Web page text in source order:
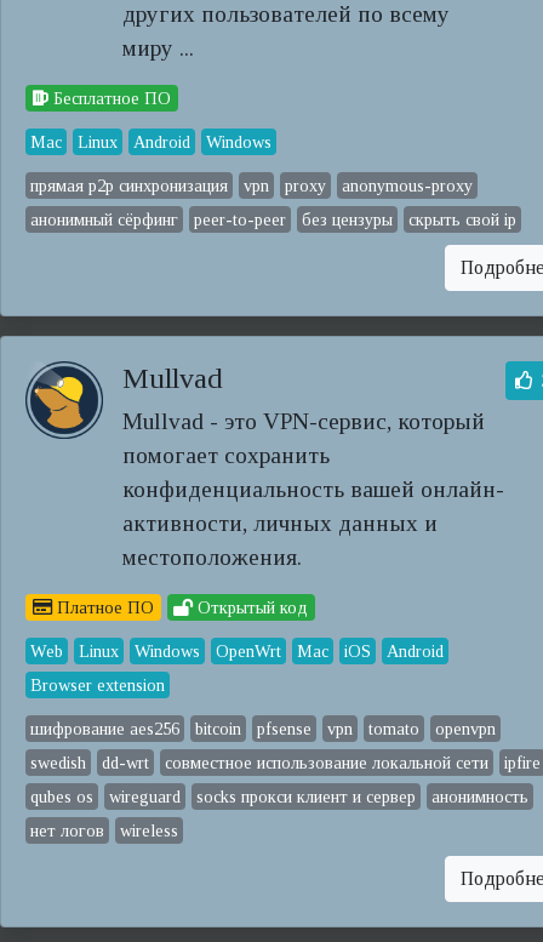
других пользователей по всему
миру ...
Бесплатное ПО
Mac Linux Android Windows
прямая p2p синхронизация vpn proxy
anonymous-proxy
анонимный сёрфинг
peer-to-peer без цензуры скрыть свой ip
Mullvad
Mullvad - это VPN-сервис, который
помогает сохранить
конфиденциальность вашей онлайн-
активности, личных данных и
местоположения.
Платное ПО Открытый код
Web Linux Windows OpenWrt Mac iOS
Android
Browser extension
шифрование aes256 bitcoin pfsense vpn tomato
openvpn
swedish
dd-wrt совместное использование локальной сети
ipfire
qubes os
wireguard socks прокси клиент и сервер
анонимность
нет логов
wireless